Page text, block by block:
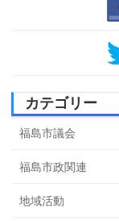
カテゴリー
福島市議会
福島市政関連
地域活動